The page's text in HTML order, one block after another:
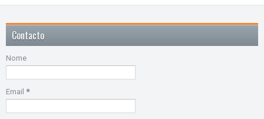
Contacto
Nome
Email *